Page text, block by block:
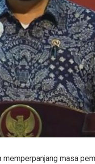
masa